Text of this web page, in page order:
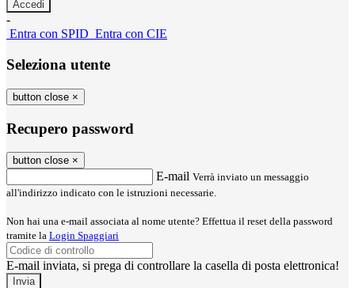
-
Entra con SPID Entra con CIE
Seleziona utente
button close ×
Recupero password
button close ×
E-mail Verrà inviato un messaggio
all'indirizzo indicato con le istruzioni necessarie.
Non hai una e-mail associata al nome utente? Effettua il reset della password
tramite la Login Spaggiari
E-mail inviata, si prega di controllare la casella di posta elettronica!